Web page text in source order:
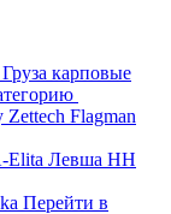
Груза карповые
Zettech Flagman
Elita Левша НН
Перейти в